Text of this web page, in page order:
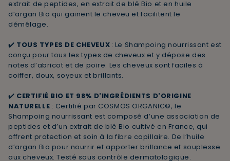
extrait de peptides, en extrait de blé Bio et en huile
d’argan Bio qui gainent le cheveu et facilitent le
démêlage.
✔️ TOUS TYPES DE CHEVEUX : Le Shampoing nourrissant est
conçu pour tous les types de cheveux et y dépose des
notes d’abricot et de poire. Les cheveux sont faciles à
coiffer, doux, soyeux et brillants.
✔️ CERTIFIÉ BIO ET 98% D'INGRÉDIENTS D'ORIGINE
NATURELLE : Certifié par COSMOS ORGANIC©, le
Shampoing nourrissant est composé d’une association de
peptides et d’un extrait de blé Bio cultivé en France, qui
offrent protection et soin à la fibre capillaire. De l’huile
d’argan Bio pour nourrir et apporter brillance et souplesse
aux cheveux. Testé sous contrôle dermatologique.